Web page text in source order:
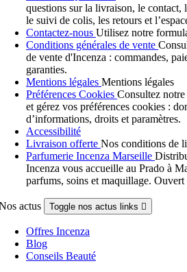
questions sur la livraison, le contact,
le suivi de colis, les retours et
Contactez-nous Utilisez notre
Conditions générales de vente
de vente d'Incenza : commandes,
garanties.
Mentions légales Mentions légales
Préférences Cookies Consultez
et gérez vos préférences cookies :
d’informations, droits et paramètres.
Accessibilité
Livraison offerte Nos conditions de
Parfumerie Incenza Marseille
Incenza vous accueille au Prado à
parfums, soins et maquillage.
actus Toggle nos actus links 
Offres Incenza
Blog
Conseils Beauté